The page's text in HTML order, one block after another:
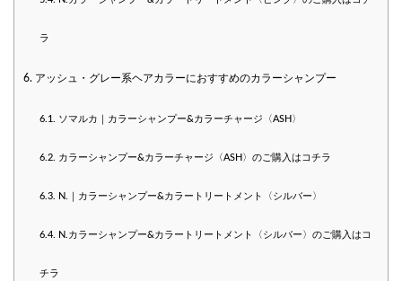
ラ
6. アッシュ・グレー系ヘアカラーにおすすめのカラーシャンプー
6.1. ソマルカ｜カラーシャンプー&カラーチャージ〈ASH〉
6.2. カラーシャンプー&カラーチャージ〈ASH〉のご購入はコチラ
6.3. N.｜カラーシャンプー&カラートリートメント〈シルバー〉
6.4. N.カラーシャンプー&カラートリートメント〈シルバー〉のご購入はコ
チラ